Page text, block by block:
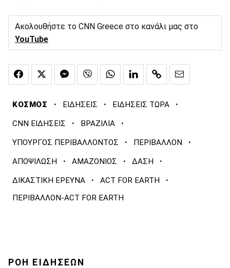
Ακολουθήστε το CNN Greece στο κανάλι μας στο
YouTube
ΚΟΣΜΟΣ · ΕΙΔΗΣΕΙΣ · ΕΙΔΗΣΕΙΣ ΤΩΡΑ ·
CNN ΕΙΔΗΣΕΙΣ · ΒΡΑΖΙΛΙΑ ·
ΥΠΟΥΡΓΟΣ ΠΕΡΙΒΑΛΛΟΝΤΟΣ · ΠΕΡΙΒΑΛΛΟΝ ·
ΑΠΟΨΙΛΩΣΗ · ΑΜΑΖΟΝΙΟΣ · ΔΑΣΗ ·
ΔΙΚΑΣΤΙΚΗ ΕΡΕΥΝΑ · ACT FOR EARTH ·
ΠΕΡΙΒΑΛΛΟΝ-ACT FOR EARTH
ΡΟΗ ΕΙΔΗΣΕΩΝ